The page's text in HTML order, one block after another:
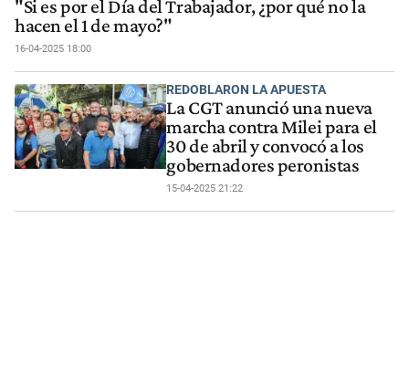
"Si es por el Día del Trabajador, ¿por qué no la
hacen el 1 de mayo?"
16-04-2025 18:00
REDOBLARON LA APUESTA
La CGT anunció una nueva
marcha contra Milei para el
30 de abril y convocó a los
gobernadores peronistas
15-04-2025 21:22